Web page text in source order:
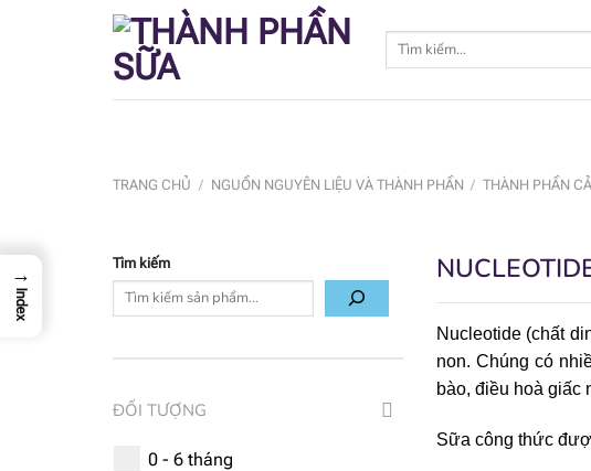
Tìm
TRANG CHỦ / NGUỒN NGUYÊN LIỆU VÀ THÀNH PHẦN / THÀNH PHẦN
Tìm kiếm
ĐỐI TƯỢNG
0 - 6 tháng
Nucleotide (chất
non. Chúng có
bào, điều hoà giấc
Sữa công thức
→
Index